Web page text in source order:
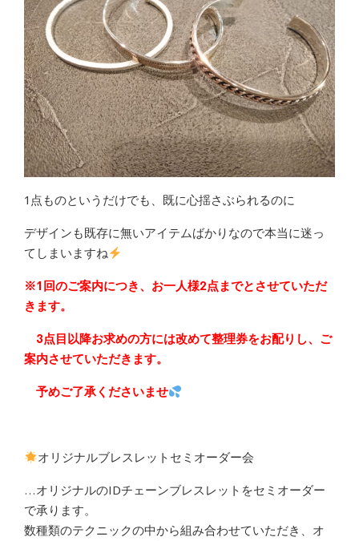
1点ものというだけでも、既に心揺さぶられるのに
デザインも既存に無いアイテムばかりなので本当に迷っ
てしまいますね
※1回のご案内につき、お一人様2点までとさせていただ
きます。
3点目以降お求めの方には改めて整理券をお配りし、ご
案内させていただきます。
予めご了承くださいませ
オリジナルブレスレットセミオーダー会
…オリジナルのIDチェーンブレスレットをセミオーダー
で承ります。
数種類のテクニックの中から組み合わせていただき、オ